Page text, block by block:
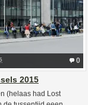
0
2015
(helaas had Lost